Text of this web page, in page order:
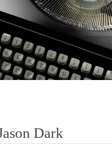
Dark